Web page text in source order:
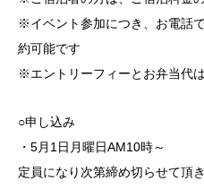
※イベント参加につき、お電話
約可能です
※エントリーフィーとお弁当代
○申し込み
・5月1日月曜日AM10時～
定員になり次第締め切らせて頂